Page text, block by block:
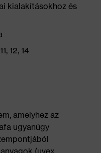
kialakításokhoz és
12, 14
amelyhez az
ugyanúgy
(uvex